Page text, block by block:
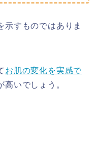
すものではありま
お肌の変化を実感で
いでしょう。